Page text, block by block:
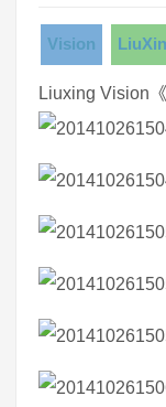
Vision
Liuxing Vision